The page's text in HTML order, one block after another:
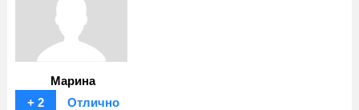
Марина
+ 2
Отлично